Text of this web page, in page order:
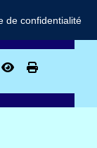
de confidentialité